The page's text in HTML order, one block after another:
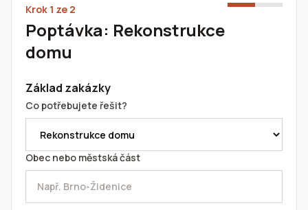
Krok 1 ze 2
Poptávka: Rekonstrukce
domu
Základ zakázky
Co potřebujete řešit?
Obec nebo městská část